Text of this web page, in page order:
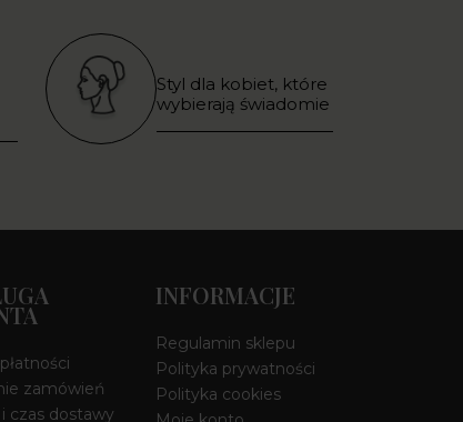
Styl dla kobiet, które
wybierają świadomie
zamówień
czas dostawy
INFORMACJE
Regulamin sklepu
Polityka prywatności
Polityka cookies